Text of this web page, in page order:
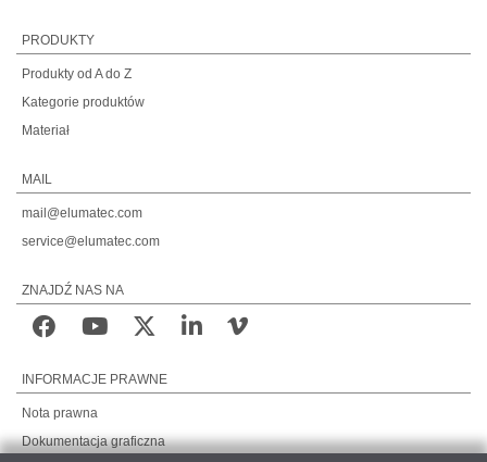
PRODUKTY
Produkty od A do Z
Kategorie produktów
Materiał
MAIL
mail@elumatec.com
service@elumatec.com
ZNAJDŹ NAS NA
INFORMACJE PRAWNE
Nota prawna
Dokumentacja graficzna